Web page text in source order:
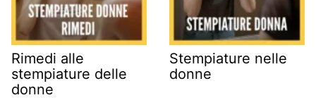
Rimedi alle
stempiature delle
donne
Stempiature nelle
donne